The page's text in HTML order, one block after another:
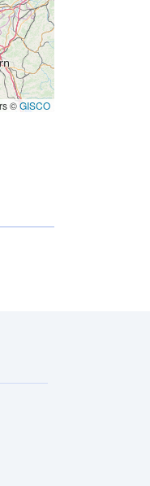
©GISCO